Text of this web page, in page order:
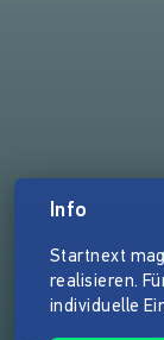
Info
Startnext
realisieren.
individuelle